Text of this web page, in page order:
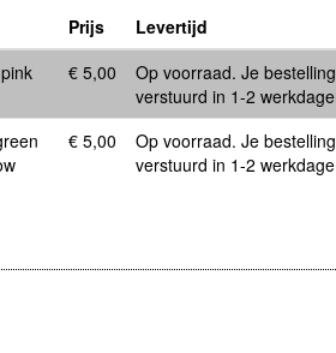
Prijs
Levertijd
€ 5,00
Op voorraad. Je
verstuurd in 1-2
€ 5,00
Op voorraad. Je
verstuurd in 1-2